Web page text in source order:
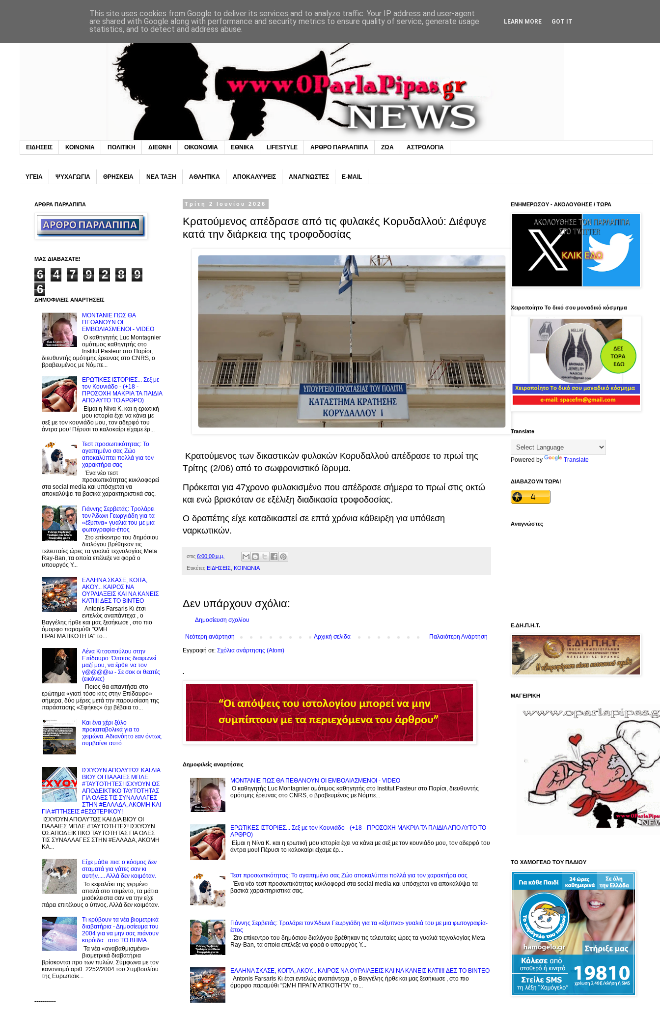
ΕΙΔΗΣΕΙΣ ΚΟΙΝΩΝΙΑ ΠΟΛΙΤΙΚΗ ΔΙΕΘΝΗ ΟΙΚΟΝΟΜΙΑ ΕΘΝΙΚΑ LIFESTYLE ΑΡΘΡΟ ΠΑΡΛΑΠΙΠΑ ΖΩΑ ΑΣΤΡΟΛΟΓΙΑ
ΥΓΕΙΑ ΨΥΧΑΓΩΓΙΑ ΘΡΗΣΚΕΙΑ ΝΕΑ ΤΑΞΗ ΑΘΛΗΤΙΚΑ ΑΠΟΚΑΛΥΨΕΙΣ ΑΝΑΓΝΩΣΤΕΣ E-MAIL
Τρίτη 2 Ιουνίου 2026
Κρατούμενος απέδρασε από τις φυλακές Κορυδαλλού: Διέφυγε
κατά την διάρκεια της τροφοδοσίας
Κρατούμενος των δικαστικών φυλακών Κορυδαλλού απέδρασε το πρωί της
Τρίτης (2/06) από το σωφρονιστικό ίδρυμα.
Πρόκειται για 47χρονο φυλακισμένο που απέδρασε σήμερα το πρωί στις οκτώ
και ενώ βρισκόταν σε εξέλιξη διαδικασία τροφοδοσίας.
Ο δραπέτης είχε καταδικαστεί σε επτά χρόνια κάθειρξη για υπόθεση
ναρκωτικών.
στις 6:00:00 μ.μ.
Ετικέτες ΕΙΔΗΣΕΙΣ ΚΟΙΝΩΝΙΑ
Δεν υπάρχουν σχόλια:
Δημοσίευση σχολίου
Νεότερη ανάρτηση Παλαιότερη Ανάρτηση
Αρχική σελίδα
Εγγραφή σε: Σχόλια ανάρτησης (Atom)
.
Δημοφιλείς αναρτήσεις
ΜΟΝΤΑΝΙΕ ΠΩΣ ΘΑ ΠΕΘΑΝΟΥΝ ΟΙ ΕΜΒΟΛΙΑΣΜΕΝΟΙ - VIDEO
Ο καθηγητής Luc Montagnier ομότιμος καθηγητής στο Institut Pasteur στο Παρίσι, διευθυντής
ομότιμης έρευνας στο CNRS, o βραβευμένος με Νόμπε...
ΕΡΩΤΙΚΕΣ ΙΣΤΟΡΙΕΣ... Σεξ με τον Kουνιάδο - (+18 - ΠΡΟΣΟΧΗ ΜΑΚΡΙΑ ΤΑ ΠΑΙΔΙΑ ΑΠΟ ΑΥΤΟ ΤΟ
ΑΡΘΡΟ)
Είμαι η Νίνα Κ. και η ερωτική μου ιστορία έχει να κάνει με σεξ με τον κουνιάδο μου, τον αδερφό του
άντρα μου! Πέρυσι το καλοκαίρι είχαμε έρ...
Τεστ προσωπικότητας: Το αγαπημένο σας Zώο αποκαλύπτει πολλά για τον χαρακτήρα σας
Ένα νέο τεστ προσωπικότητας κυκλοφορεί στα social media και υπόσχεται να αποκαλύψει τα
βασικά χαρακτηριστικά σας.
Γιάννης Σερβετάς: Τρολάρει τον Άδωνι Γεωργιάδη για τα «έξυπνα» γυαλιά του με μια φωτογραφία-
έπος
Στο επίκεντρο του δημόσιου διαλόγου βρέθηκαν τις τελευταίες ώρες τα γυαλιά τεχνολογίας Meta
Ray-Ban, τα οποία επέλεξε να φορά ο υπουργός Υ...
EΛΛΗΝΑ ΣΚΑΣΕ, ΚΟΙΤΑ, ΑΚΟΥ... ΚΑΙΡΟΣ ΝΑ ΟΥΡΛIAΞΕΙΣ ΚΑΙ ΝΑ ΚΑΝΕΙΣ KATI!!! ΔΕΣ TO BINTEO
Antonis Farsaris Κι έτσι εντελώς αναπάντεχα , ο Βαγγέλης ήρθε και μας ξεσήκωσε , στο πιο
όμορφο παραμύθι "ΩΜΗ ΠΡΑΓΜΑΤΙΚΟΤΗΤΑ" το...
ΑΡΘΡΑ ΠΑΡΛΑΠΙΠΑ
ΜΑΣ ΔΙΑΒΑΣΑΤΕ!
6 4 7 9 2 8
9
6
ΔΗΜΟΦΙΛΕΙΣ ΑΝΑΡΤΗΣΕΙΣ
ΜΟΝΤΑΝΙΕ ΠΩΣ ΘΑ
ΠΕΘΑΝΟΥΝ ΟΙ
ΕΜΒΟΛΙΑΣΜΕΝΟΙ - VIDEO
Ο καθηγητής Luc Montagnier
ομότιμος καθηγητής στο
Institut Pasteur στο Παρίσι,
διευθυντής ομότιμης έρευνας στο CNRS, o
βραβευμένος με Νόμπε...
ΕΡΩΤΙΚΕΣ ΙΣΤΟΡΙΕΣ... Σεξ με
τον Kουνιάδο - (+18 -
ΠΡΟΣΟΧΗ ΜΑΚΡΙΑ ΤΑ ΠΑΙΔΙΑ
ΑΠΟ ΑΥΤΟ ΤΟ ΑΡΘΡΟ)
Είμαι η Νίνα Κ. και η ερωτική
μου ιστορία έχει να κάνει με
σεξ με τον κουνιάδο μου, τον αδερφό του
άντρα μου! Πέρυσι το καλοκαίρι είχαμε έρ...
Τεστ προσωπικότητας: Το
αγαπημένο σας Zώο
αποκαλύπτει πολλά για τον
χαρακτήρα σας
Ένα νέο τεστ
προσωπικότητας κυκλοφορεί
στα social media και υπόσχεται να
αποκαλύψει τα βασικά χαρακτηριστικά σας.
Γιάννης Σερβετάς: Τρολάρει
τον Άδωνι Γεωργιάδη για τα
«έξυπνα» γυαλιά του με μια
φωτογραφία-έπος
Στο επίκεντρο του δημόσιου
διαλόγου βρέθηκαν τις
τελευταίες ώρες τα γυαλιά τεχνολογίας Meta
Ray-Ban, τα οποία επέλεξε να φορά ο
υπουργός Υ...
EΛΛΗΝΑ ΣΚΑΣΕ, ΚΟΙΤΑ,
ΑΚΟΥ... ΚΑΙΡΟΣ ΝΑ
ΟΥΡΛIAΞΕΙΣ ΚΑΙ ΝΑ ΚΑΝΕΙΣ
KATI!!! ΔΕΣ TO BINTEO
Antonis Farsaris Κι έτσι
εντελώς αναπάντεχα , ο
Βαγγέλης ήρθε και μας ξεσήκωσε , στο πιο
όμορφο παραμύθι "ΩΜΗ
ΠΡΑΓΜΑΤΙΚΟΤΗΤΑ" το...
Λένα Κιτσοπούλου στην
Επίδαυρο: Όποιος διαφωνεί
μαζί μου, να έρθει να τον
γ@@@@ω - Σε σοκ οι θεατές
(εικόνες)
Ποιος θα απαντήσει στο
ερώτημα «γιατί τόσο κιτς στην Επίδαυρο»
σήμερα, δύο μέρες μετά την παρουσίαση της
παράστασης «Σφήκες» όχι βέβαια το...
Και ένα χέρι ξύλο
προκαταβολικά για το
χειμώνα. Αδιανόητο εαν όντως
συμβαίνει αυτό.
ΙΣΧΥΟΥΝ ΑΠΟΛΥΤΩΣ ΚΑΙ ΔΙΑ
ΒΙΟΥ ΟΙ ΠΑΛΑΙΕΣ ΜΠΛΕ
#ΤΑΥΤΟΤΗΤΕΣ! ΙΣΧΥΟΥΝ ΩΣ
ΑΠΟΔΕΙΚΤΙΚΟ ΤΑΥΤΟΤΗΤΑΣ
ΓΙΑ ΟΛΕΣ ΤΙΣ ΣΥΝΑΛΛΑΓΕΣ
ΣΤΗΝ #ΕΛΛΑΔΑ, ΑΚΟΜΗ ΚΑΙ
ΓΙΑ #ΠΤΗΣΕΙΣ #ΕΣΩΤΕΡΙΚΟΥ!
ΙΣΧΥΟΥΝ ΑΠΟΛΥΤΩΣ ΚΑΙ ΔΙΑ ΒΙΟΥ ΟΙ
ΠΑΛΑΙΕΣ ΜΠΛΕ #ΤΑΥΤΟΤΗΤΕΣ! ΙΣΧΥΟΥΝ
ΩΣ ΑΠΟΔΕΙΚΤΙΚΟ ΤΑΥΤΟΤΗΤΑΣ ΓΙΑ ΟΛΕΣ
ΤΙΣ ΣΥΝΑΛΛΑΓΕΣ ΣΤΗΝ #ΕΛΛΑΔΑ, ΑΚΟΜΗ
ΚΑ...
Είχε μάθει πια: ο κόσμος δεν
σταματά για γάτες σαν κι
αυτήν..... Αλλά δεν κοιμόταν.
Το κεφαλάκι της γερμένο
απαλά στο τσιμέντο, τα μάτια
μισόκλειστα σαν να την είχε
πάρει επιτέλους ο ύπνος. Αλλά δεν κοιμόταν.
Τι κρύβουν τα νέα βιομετρικά
διαβατήρια - Δημοσίευμα του
2004 για να μην σας πιάνουν
κορόιδα.. απο ΤΟ ΒΗΜΑ
Τα νέα «αναβαθμισμένα»
βιομετρικά διαβατήρια
βρίσκονται προ των πυλών. Σύμφωνα με τον
κανονισμό αριθ. 2252/2004 του Συμβουλίου
της Ευρωπαϊκ...
-----------
ΕΝΗΜΕΡΩΣΟΥ - ΑΚΟΛΟΥΘΗΣΕ / ΤΩΡΑ
Χειροποίητο Το δικό σου μοναδικό κόσμημα
Translate
Powered by Translate
ΔΙΑΒΑΖΟΥΝ ΤΩΡΑ!
Αναγνώστες
Ε.ΔΗ.Π.Η.Τ.
ΜΑΓΕΙΡΙΚΗ
ΤΟ ΧΑΜΟΓΕΛΟ ΤΟΥ ΠΑΔΙΟΥ
This site uses cookies from Google to deliver its services and to analyze traffic. Your IP address and user-agent
are shared with Google along with performance and security metrics to ensure quality of service, generate usage
statistics, and to detect and address abuse.
LEARN MORE GOT IT